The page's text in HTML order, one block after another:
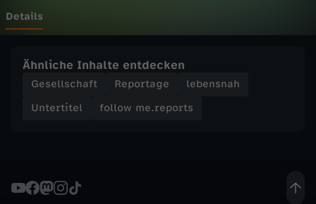
o
t
D
Details
Ähnliche Inhalte entdecken
Gesellschaft Reportage
lebensnah
Untertitel
follow me.reports